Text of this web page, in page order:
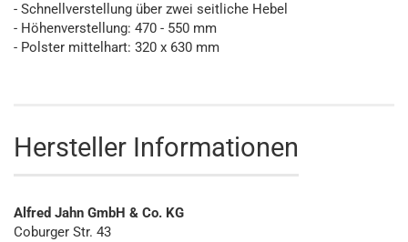
- Schnellverstellung über zwei seitliche Hebel
- Höhenverstellung: 470 - 550 mm
- Polster mittelhart: 320 x 630 mm
Hersteller Informationen
Alfred Jahn GmbH & Co. KG
Coburger Str. 43